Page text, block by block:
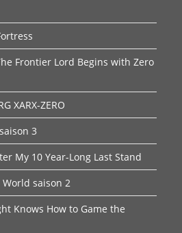
Frontier Lord Begins with Zero
XARX-ZERO
3
My 10 Year-Long Last Stand
saison 2
Knows How to Game the